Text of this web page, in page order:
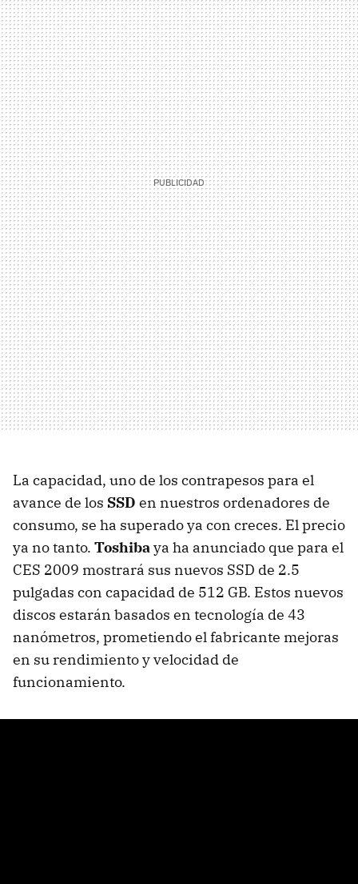
La capacidad, uno de los contrapesos para el
avance de los SSD en nuestros ordenadores de
consumo, se ha superado ya con creces. El precio
ya no tanto. Toshiba ya ha anunciado que para el
CES 2009 mostrará sus nuevos SSD de 2.5
pulgadas con capacidad de 512 GB. Estos nuevos
discos estarán basados en tecnología de 43
nanómetros, prometiendo el fabricante mejoras
en su rendimiento y velocidad de
funcionamiento.